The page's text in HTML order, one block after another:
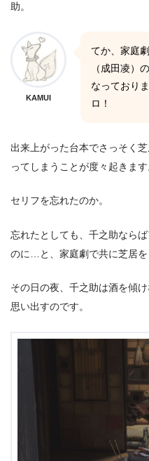
助。
KAMUI
てか、家庭
（成田凌）
なっており
ロ！
出来上がった台本でさっそく
ってしまうことが度々起きます
セリフを忘れたのか。
忘れたとしても、千之助なら
のに…と、家庭劇で共に芝居を
その日の夜、千之助は酒を傾
思い出すのです。